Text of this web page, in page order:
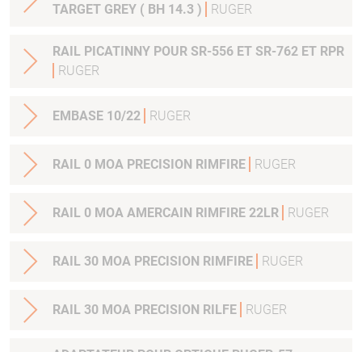
TARGET GREY ( BH 14.3 )
RUGER
RAIL PICATINNY POUR SR-556 ET SR-762 ET RPR
RUGER
EMBASE 10/22 RUGER
RAIL 0 MOA PRECISION RIMFIRE RUGER
RAIL 0 MOA AMERCAIN RIMFIRE 22LR RUGER
RAIL 30 MOA PRECISION RIMFIRE RUGER
RAIL 30 MOA PRECISION RILFE RUGER